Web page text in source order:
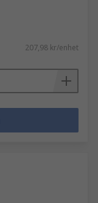
207,98 kr/enhet